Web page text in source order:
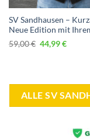
SV Sandhausen –
Neue Edition mit
59,00€ Ursprünglicher
Preis
44,99€
ALLE SV